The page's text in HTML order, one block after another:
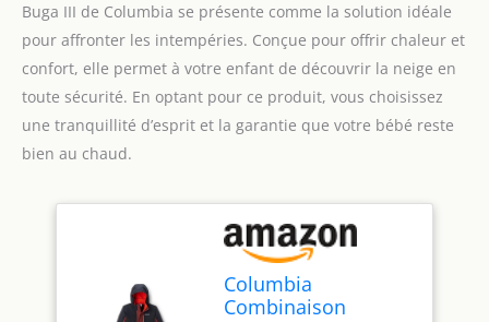
Buga III de Columbia se présente comme la solution idéale
pour affronter les intempéries. Conçue pour offrir chaleur et
confort, elle permet à votre enfant de découvrir la neige en
toute sécurité. En optant pour ce produit, vous choisissez
une tranquillité d’esprit et la garantie que votre bébé reste
bien au chaud.
Columbia
Combinaison